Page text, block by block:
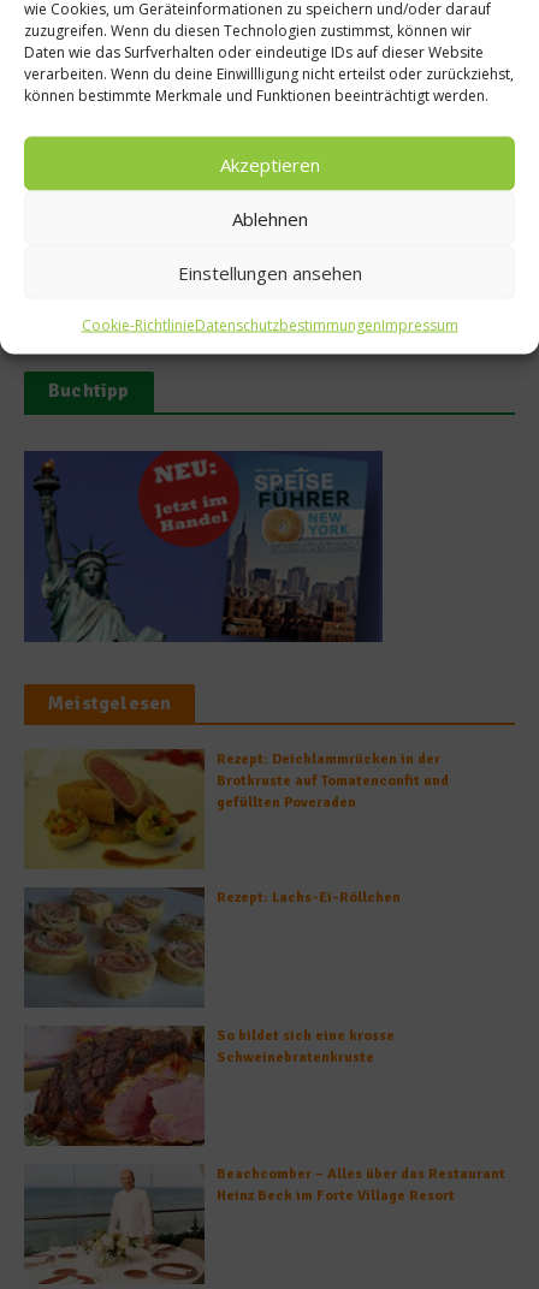
wie Cookies, um Geräteinformationen zu speichern und/oder darauf
zuzugreifen. Wenn du diesen Technologien zustimmst, können wir
Daten wie das Surfverhalten oder eindeutige IDs auf dieser Website
verarbeiten. Wenn du deine Einwillligung nicht erteilst oder zurückziehst,
können bestimmte Merkmale und Funktionen beeinträchtigt werden.
Akzeptieren
Ablehnen
Einstellungen ansehen
Cookie-RichtlinieDatenschutzbestimmungenImpressum
Ähnliche Beiträge
Uruguayo
Buchtipp
Meistgelesen
Rezept: Deichlammrücken in der
Brotkruste auf Tomatenconfit und
gefüllten Poveraden
Rezept: Lachs-Ei-Röllchen
So bildet sich eine krosse
Schweinebratenkruste
Beachcomber – Alles über das Restaurant
Heinz Beck im Forte Village Resort